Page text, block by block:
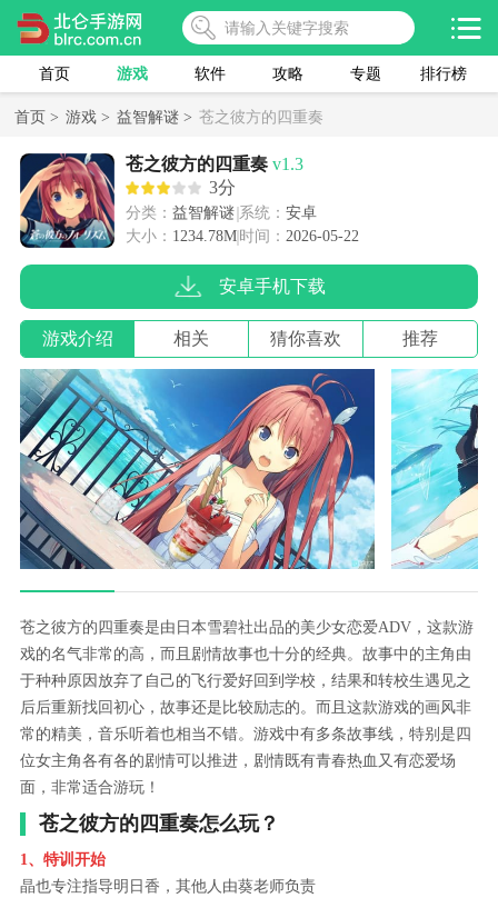
首页 游戏 软件 攻略 专题 排行榜
首页 > 游戏 > 益智解谜 > 苍之彼方的四重奏
苍之彼方的四重奏 v1.3
3分
分类： 益智解谜 系统： 安卓
大小： 1234.78M 时间： 2026-05-22
安卓手机下载
游戏介绍 相关 猜你喜欢 推荐
苍之彼方的四重奏是由日本雪碧社出品的美少女恋爱ADV，这款游
戏的名气非常的高，而且剧情故事也十分的经典。故事中的主角由
于种种原因放弃了自己的飞行爱好回到学校，结果和转校生遇见之
后后重新找回初心，故事还是比较励志的。而且这款游戏的画风非
常的精美，音乐听着也相当不错。游戏中有多条故事线，特别是四
位女主角各有各的剧情可以推进，剧情既有青春热血又有恋爱场
面，非常适合游玩！
苍之彼方的四重奏怎么玩？
1、特训开始
晶也专注指导明日香，其他人由葵老师负责